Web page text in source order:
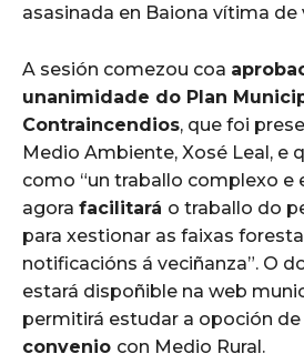
asasinada en Baiona vítima
A sesión comezou coa
unanimidade do Plan
Contraincendios, que foi
Medio Ambiente, Xosé Leal, e
como “un traballo complexo e
agora facilitará o traballo do
para xestionar as faixas
notificacións á veciñanza”. O
estará dispoñible na web
permitirá estudar a opoción de
convenio con Medio Rural.